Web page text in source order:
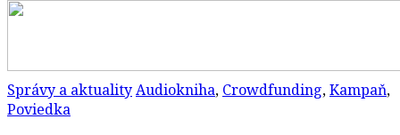
Správy a aktualityAudiokniha, Crowdfunding,Kampaň,
Poviedka